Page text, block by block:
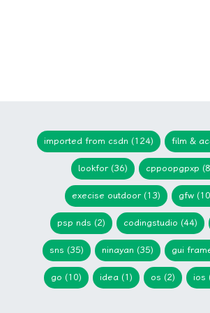
imported from csdn (124) film &
lookfor (36) cppoopgpxp
execise outdoor (13) gfw
psp nds (2) codingstudio (44)
sns (35) ninayan (35) gui
go (10) idea (1) os (2) ios